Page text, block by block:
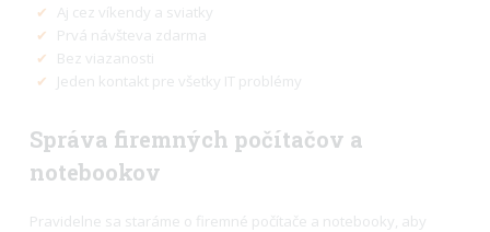
✔
Aj cez víkendy a sviatky
✔
Prvá návšteva zdarma
✔
Bez viazanosti
✔
Jeden kontakt pre všetky IT problémy
Správa firemných počítačov a
notebookov
Pravidelne sa staráme o firemné počítače a notebooky, aby